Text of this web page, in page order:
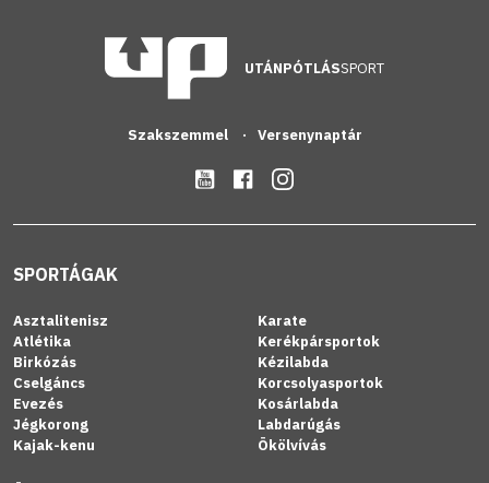
UTÁNPÓTLÁSSPORT
Szakszemmel Versenynaptár
SPORTÁGAK
Asztalitenisz
Atlétika
Birkózás
Cselgáncs
Evezés
Jégkorong
Kajak-kenu
Karate
Kerékpársportok
Kézilabda
Korcsolyasportok
Kosárlabda
Labdarúgás
Ökölvívás